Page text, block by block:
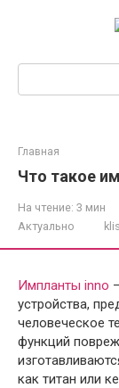
Главная
Что такое
На чтение: 3 мин
Актуально
Импланты inno
устройства,
человеческое
функций
как титан или